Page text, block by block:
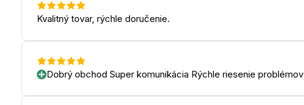
Kvalitný tovar, rýchle doručenie.
Dobrý obchod Super komunikácia Rýchle riesenie problémov